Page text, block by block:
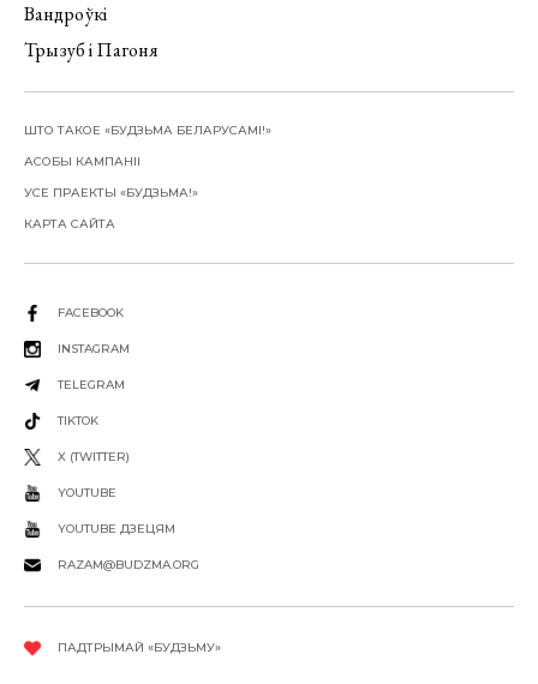
Вандроўкі
Трызуб і Пагоня
ШТО ТАКОЕ «БУДЗЬМА БЕЛАРУСАМІ!»
АСОБЫ КАМПАНІІ
УСЕ ПРАЕКТЫ «БУДЗЬМА!»
КАРТА САЙТА
FACEBOOK
INSTAGRAM
TELEGRAM
TIKTOK
X (TWITTER)
YOUTUBE
YOUTUBE ДЗЕЦЯМ
RAZAM@BUDZMA.ORG
ПАДТРЫМАЙ «БУДЗЬМУ»